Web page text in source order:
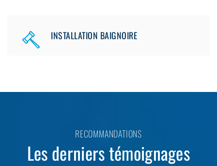
INSTALLATION BAIGNOIRE
RECOMMANDATIONS
Les derniers témoignages